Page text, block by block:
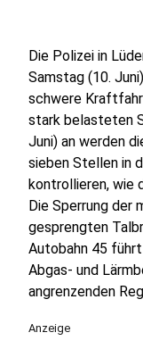
Die Polizei in
Samstag (10.
schwere
stark belasteten
Juni) an werden
sieben Stellen in
kontrollieren, wie
Die Sperrung der
gesprengten
Autobahn 45
Abgas- und
angrenzenden
Anzeige